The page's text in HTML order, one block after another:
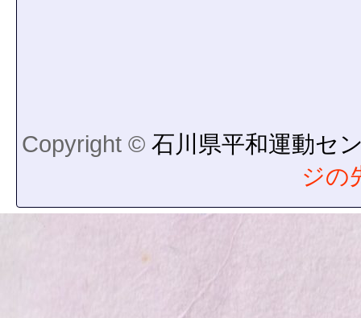
Copyright © 石川県平和運動セ
ジの